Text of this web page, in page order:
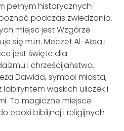
pełnym historycznych
podczas zwiedzania.
miejsc jest Wzgórze
się m.in. Meczet Al-Aksa i
jest święte dla
i chrześcijaństwa.
Dawida, symbol miasta,
wąskich uliczek i
To magiczne miejsce
epoki biblijnej i religijnych